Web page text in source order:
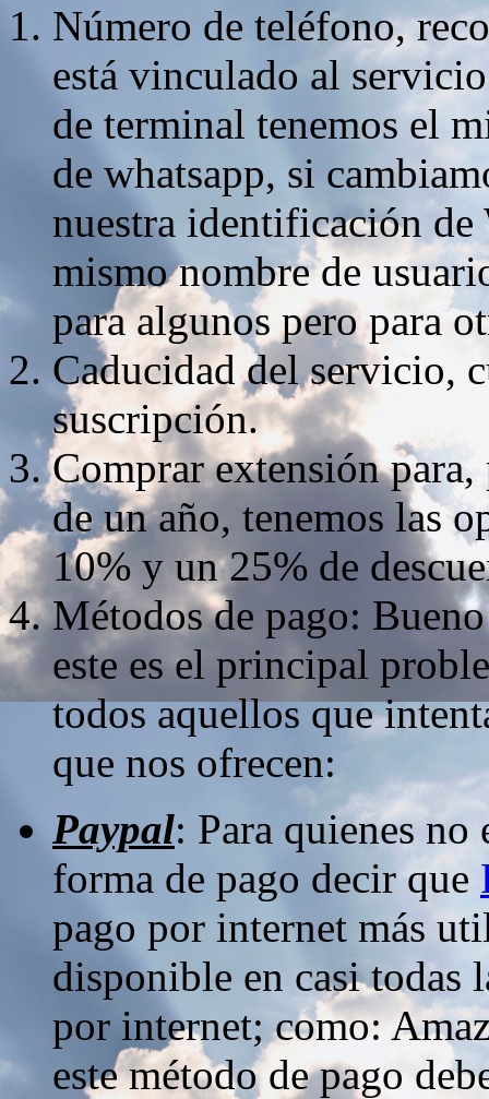
Número de teléfono,
está vinculado al
de terminal tenemos el
de whatsapp, si
nuestra identificación de
mismo nombre de
para algunos pero para
Caducidad del servicio,
suscripción.
Comprar extensión
de un año, tenemos las
10% y un 25% de
Métodos de pago:
este es el principal
todos aquellos que
que nos ofrecen:
Paypal: Para quienes
forma de pago decir que
pago por internet más
disponible en casi todas
por internet; como:
este método de pago